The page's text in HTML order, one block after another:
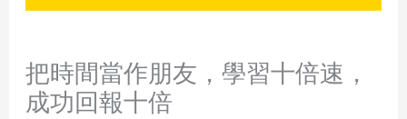
把時間當作朋友，學習十倍速，
成功回報十倍